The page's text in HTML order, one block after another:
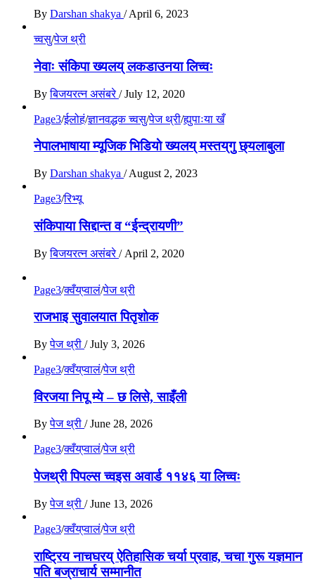
By Darshan shakya / April 6, 2023
च्वसु/पेज थ्री
नेवाः संकिपा ख्यलय् लकडाउनया लिच्वः
By बिजयरत्न असंबरे/ July 12, 2020
Page3/ईलोहं/ज्ञानवद्धक च्वसु/पेज थ्री/ह्युपाःया खँ
नेपालभाषाया म्यूजिक भिडियाे ख्यलय् मस्तय्‌गु छ्यलाबुला
By Darshan shakya / August 2, 2023
Page3/रिभ्यू
संकिपाया सिद्दान्त व “ईन्द्रायणी”
By बिजयरत्न असंबरे/ April 2, 2020
Page3/क्वँय्‌प्वालं/पेज थ्री
राजभाइ सुवालयात पितृशाेक
By पेज थ्री / July 3, 2026
Page3/क्वँय्‌प्वालं/पेज थ्री
विरजया निपू म्ये – छ लिसे, साइँली
By पेज थ्री / June 28, 2026
Page3/क्वँय्‌प्वालं/पेज थ्री
पेजथ्री पिपल्स च्वइस अवार्ड ११४६ या लिच्वः
By पेज थ्री / June 13, 2026
Page3/क्वँय्‌प्वालं/पेज थ्री
राष्ट्रिय नाचघरय् ऐतिहासिक चर्या प्रवाह, चचा गुरू यज्ञमान
पति बज्राचार्य सम्मानीत